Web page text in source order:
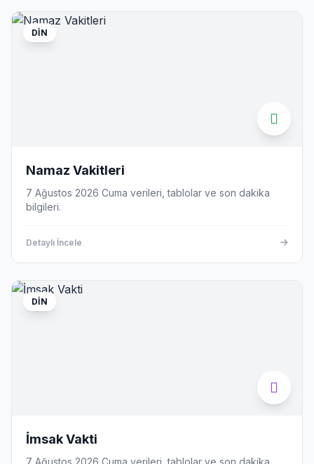
DIN
Namaz Vakitleri
7 Ağustos 2026 Cuma verileri, tablolar ve son dakika
bilgileri.
Detaylı İncele
DIN
İmsak Vakti
7 Ağustos 2026 Cuma verileri, tablolar ve son dakika